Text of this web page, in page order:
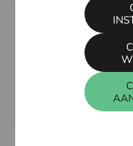
PAROCHIALE
7, 9681 MAARKEDAL
055 21 20 34
https://